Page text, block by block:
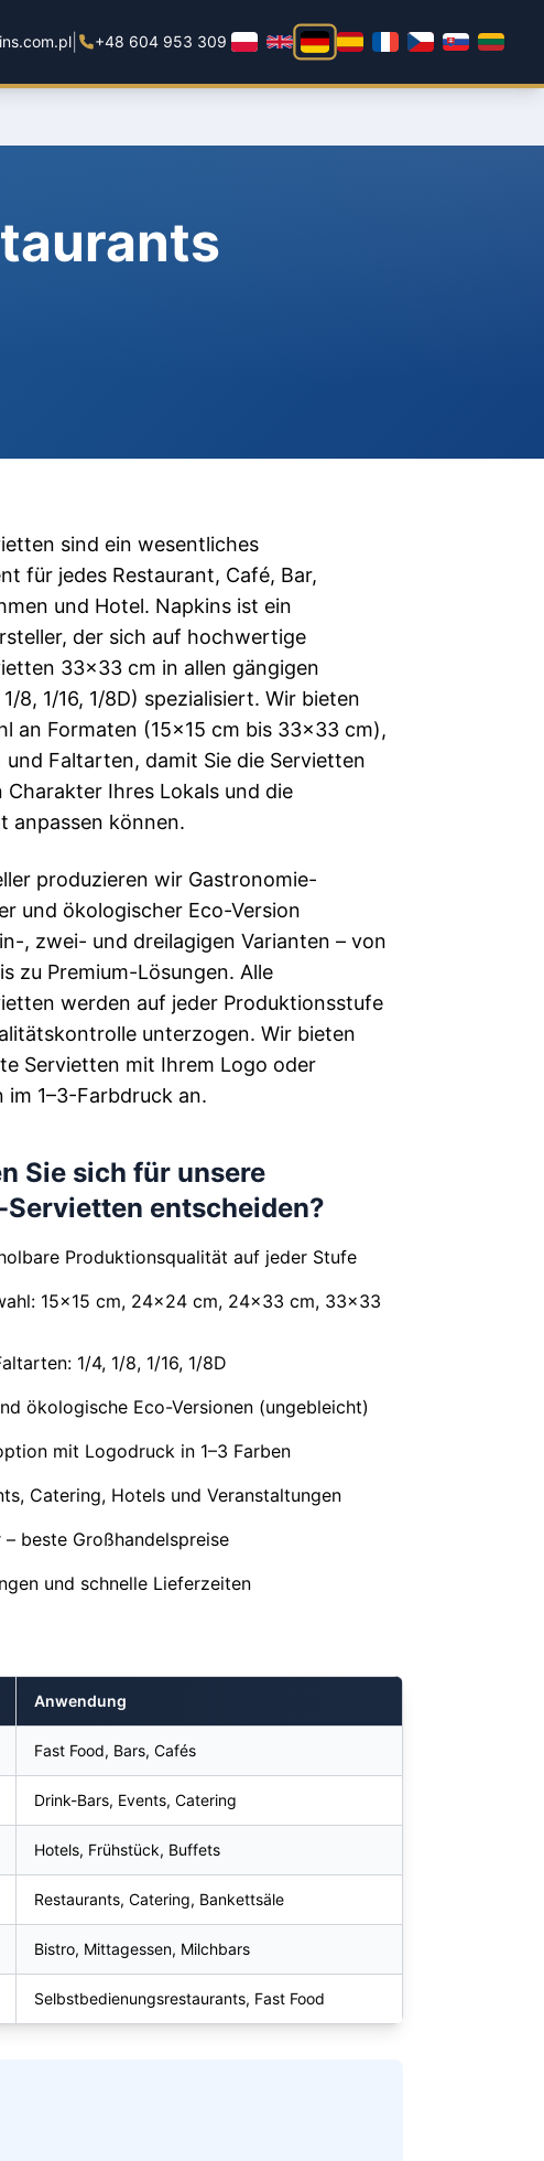
+48 604 953 309
sind ein wesentliches
für jedes Restaurant, Café, Bar,
und Hotel. Napkins ist ein
der sich auf hochwertige
33×33 cm in allen gängigen
8, 1/16, 1/8D) spezialisiert. Wir bieten
an Formaten (15×15 cm bis 33×33 cm),
und Faltarten, damit Sie die Servietten
Charakter Ihres Lokals und die
anpassen können.
produzieren wir Gastronomie-
und ökologischer Eco-Version
, zwei- und dreilagigen Varianten – von
zu Premium-Lösungen. Alle
werden auf jeder Produktionsstufe
unterzogen. Wir bieten
Servietten mit Ihrem Logo oder
im 1–3-Farbdruck an.
Sie sich für unsere
entscheiden?
Produktionsqualität auf jeder Stufe
15×15 cm, 24×24 cm, 24×33 cm, 33×33
1/4, 1/8, 1/16, 1/8D
ökologische Eco-Versionen (ungebleicht)
mit Logodruck in 1–3 Farben
Catering, Hotels und Veranstaltungen
beste Großhandelspreise
und schnelle Lieferzeiten
Anwendung
Fast Food, Bars, Cafés
Drink-Bars, Events, Catering
Hotels, Frühstück, Buffets
Restaurants, Catering, Bankettsäle
Bistro, Mittagessen, Milchbars
Selbstbedienungsrestaurants, Fast Food